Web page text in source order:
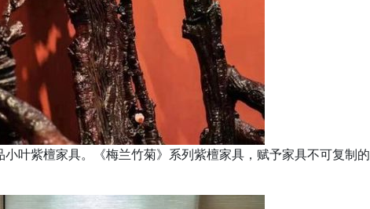
叶紫檀家具。《梅兰竹菊》系列紫檀家具，赋予家具不可复制的